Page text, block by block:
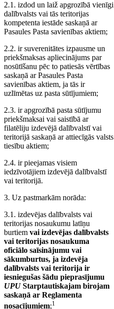
2.1. izdod un laiž apgrozībā vienīgi
dalībvalsts vai tās teritorijas
kompetenta iestāde saskaņā ar
Pasaules Pasta savienības aktiem;
2.2. ir suverenitātes izpausme un
priekšmaksas apliecinājums par
nosūtīšanu pēc to patiesās vērtības
saskaņā ar Pasaules Pasta
savienības aktiem, ja tās ir
uzlīmētas uz pasta sūtījumiem;
2.3. ir apgrozībā pasta sūtījumu
priekšmaksai vai saistībā ar
filatēliju izdevējā dalībvalstī vai
teritorijā saskaņā ar attiecīgās valsts
tiesību aktiem;
2.4. ir pieejamas visiem
iedzīvotājiem izdevējā dalībvalstī
vai teritorijā.
3. Uz pastmarkām norāda:
3.1. izdevējas dalībvalsts vai
teritorijas nosaukumu latīņu
burtiem vai izdevējas dalībvalsts
vai teritorijas nosaukuma
oficiālo saīsinājumu vai
sākumburtus, ja izdevēja
dalībvalsts vai teritorija ir
iesniegušas šādu pieprasījumu
UPUStarptautiskajam birojam
saskaņā ar Reglamenta
nosacījumiem;1